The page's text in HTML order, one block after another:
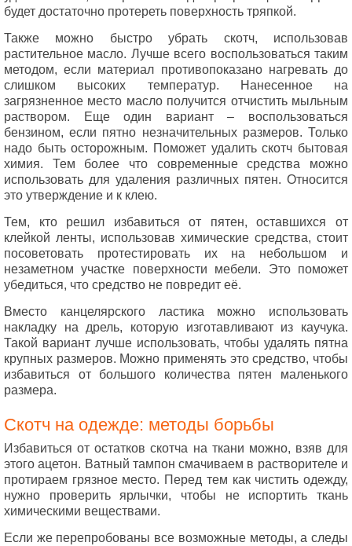
будет достаточно протереть поверхность тряпкой.
Также можно быстро убрать скотч, использовав
растительное масло. Лучше всего воспользоваться таким
методом, если материал противопоказано нагревать до
слишком высоких температур. Нанесенное на
загрязненное место масло получится отчистить мыльным
раствором. Еще один вариант – воспользоваться
бензином, если пятно незначительных размеров. Только
надо быть осторожным. Поможет удалить скотч бытовая
химия. Тем более что современные средства можно
использовать для удаления различных пятен. Относится
это утверждение и к клею.
Тем, кто решил избавиться от пятен, оставшихся от
клейкой ленты, использовав химические средства, стоит
посоветовать протестировать их на небольшом и
незаметном участке поверхности мебели. Это поможет
убедиться, что средство не повредит её.
Вместо канцелярского ластика можно использовать
накладку на дрель, которую изготавливают из каучука.
Такой вариант лучше использовать, чтобы удалять пятна
крупных размеров. Можно применять это средство, чтобы
избавиться от большого количества пятен маленького
размера.
Скотч на одежде: методы борьбы
Избавиться от остатков скотча на ткани можно, взяв для
этого ацетон. Ватный тампон смачиваем в растворителе и
протираем грязное место. Перед тем как чистить одежду,
нужно проверить ярлычки, чтобы не испортить ткань
химическими веществами.
Если же перепробованы все возможные методы, а следы